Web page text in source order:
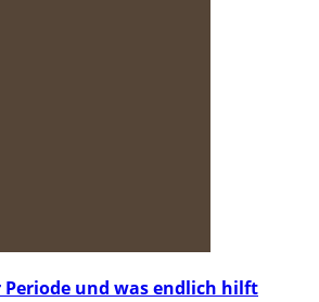
und was endlich hilft